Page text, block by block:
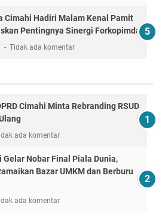
Cimahi Hadiri Malam Kenal Pamit
Pentingnya Sinergi Forkopimda
Tidak ada komentar
Cimahi Minta Rebranding RSUD
ada komentar
Gelar Nobar Final Piala Dunia,
Bazar UMKM dan Berburu
ada komentar